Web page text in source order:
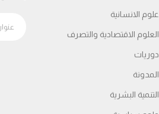
علوم الانسانية
العلوم الاقتصادية والتصرف
دوريات
المدونة
التنمية البشرية